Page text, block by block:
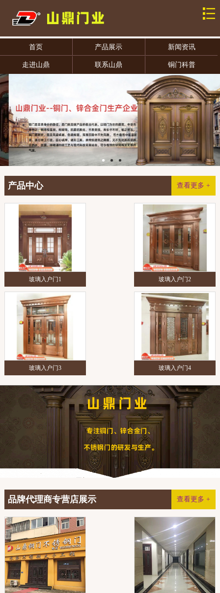
首页 产品展示 新闻资讯
走进山鼎 联系山鼎 铜门科普
查看更多 +
产品中心
玻璃入户门1 玻璃入户门2
玻璃入户门3 玻璃入户门4
查看更多 +
品牌代理商专营店展示